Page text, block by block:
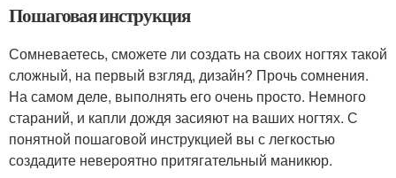
Пошаговая инструкция
Сомневаетесь, сможете ли создать на своих ногтях такой
сложный, на первый взгляд, дизайн? Прочь сомнения.
На самом деле, выполнять его очень просто. Немного
стараний, и капли дождя засияют на ваших ногтях. С
понятной пошаговой инструкцией вы с легкостью
создадите невероятно притягательный маникюр.